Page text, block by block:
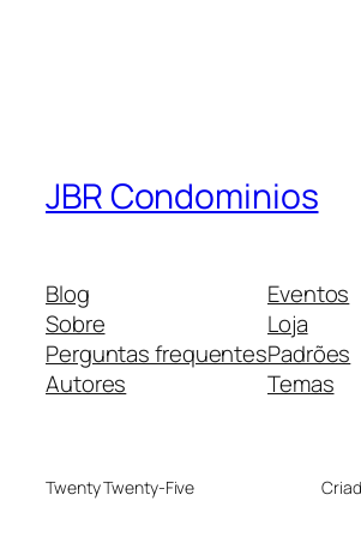
JBR Condominios
Blog
Sobre
Perguntas frequentes
Autores
Eventos
Loja
Padrões
Temas
Twenty Twenty-Five